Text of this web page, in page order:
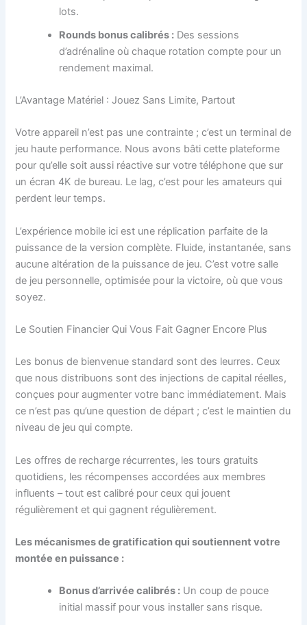
lots.
Rounds bonus calibrés : Des sessions
d’adrénaline où chaque rotation compte pour un
rendement maximal.
L’Avantage Matériel : Jouez Sans Limite, Partout
Votre appareil n’est pas une contrainte ; c’est un terminal de
jeu haute performance. Nous avons bâti cette plateforme
pour qu’elle soit aussi réactive sur votre téléphone que sur
un écran 4K de bureau. Le lag, c’est pour les amateurs qui
perdent leur temps.
L’expérience mobile ici est une réplication parfaite de la
puissance de la version complète. Fluide, instantanée, sans
aucune altération de la puissance de jeu. C’est votre salle
de jeu personnelle, optimisée pour la victoire, où que vous
soyez.
Le Soutien Financier Qui Vous Fait Gagner Encore Plus
Les bonus de bienvenue standard sont des leurres. Ceux
que nous distribuons sont des injections de capital réelles,
conçues pour augmenter votre banc immédiatement. Mais
ce n’est pas qu’une question de départ ; c’est le maintien du
niveau de jeu qui compte.
Les offres de recharge récurrentes, les tours gratuits
quotidiens, les récompenses accordées aux membres
influents – tout est calibré pour ceux qui jouent
régulièrement et qui gagnent régulièrement.
Les mécanismes de gratification qui soutiennent votre
montée en puissance :
Bonus d’arrivée calibrés : Un coup de pouce
initial massif pour vous installer sans risque.